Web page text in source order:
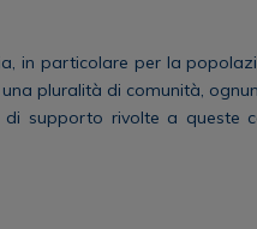
in particolare per la
pluralità di comunità,
di supporto rivolte a queste